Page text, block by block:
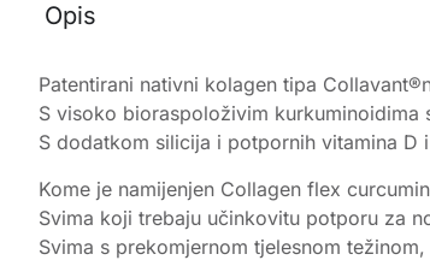
Opis
Patentirani nativni kolagen tipa
S visoko bioraspoloživim kurkuminoidima
S dodatkom silicija i potpornih vitamina D
Kome je namijenjen Collagen flex
Svima koji trebaju učinkovitu potporu za
Svima s prekomjernom tjelesnom